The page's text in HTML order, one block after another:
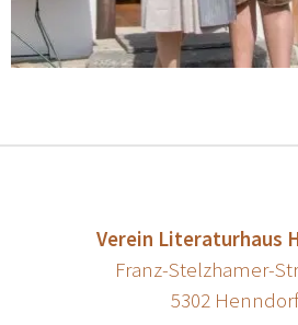
Verein Literaturhaus
Franz-Stelzhamer-
5302 Henndorf